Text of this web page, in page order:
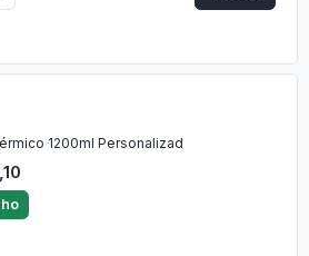
1200ml Personalizad